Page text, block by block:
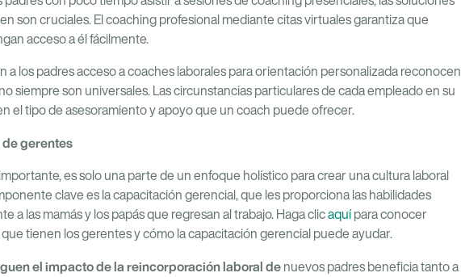
son cruciales. El coaching profesional mediante citas virtuales garantiza que
acceso a él fácilmente.
a los padres acceso a coaches laborales para orientación personalizada reconocen
siempre son universales. Las circunstancias particulares de cada empleado en su
el tipo de asesoramiento y apoyo que un coach puede ofrecer.
gerentes
es solo una parte de un enfoque holístico para crear una cultura laboral
clave es la capacitación gerencial, que les proporciona las habilidades
a las mamás y los papás que regresan al trabajo. Haga clicaquípara conocer
tienen los gerentes y cómo la capacitación gerencial puede ayudar.
el impacto de la reincorporación laboral de nuevos padres beneficia tanto a